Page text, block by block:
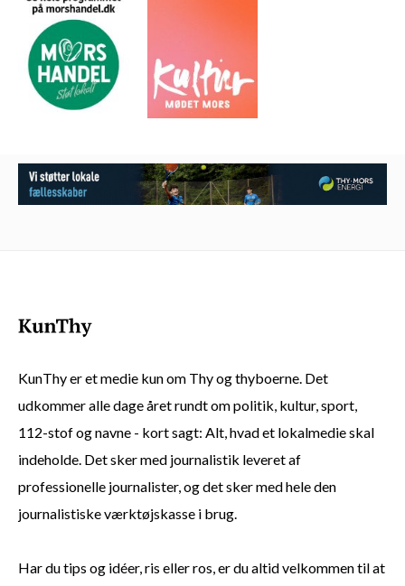
KunThy er et medie kun om Thy og thyboerne. Det
udkommer alle dage året rundt om politik, kultur, sport,
112-stof og navne - kort sagt: Alt, hvad et lokalmedie skal
indeholde. Det sker med journalistik leveret af
professionelle journalister, og det sker med hele den
journalistiske værktøjskasse i brug.
Har du tips og idéer, ris eller ros, er du altid velkommen til at